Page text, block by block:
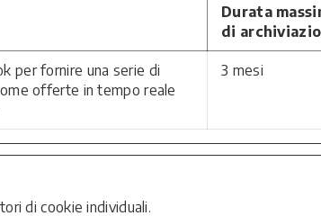
Durata
di
per fornire una serie di
offerte in tempo reale
3 mesi
di cookie individuali.